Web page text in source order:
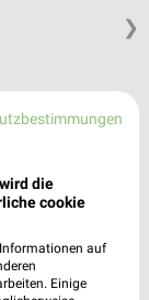
❯
die
cookie
auf
Einige